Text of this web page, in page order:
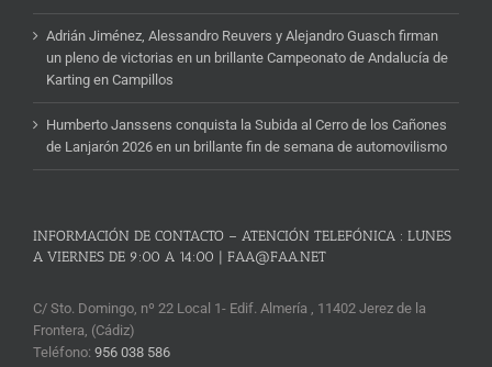
Adrián Jiménez, Alessandro Reuvers y Alejandro Guasch firman
un pleno de victorias en un brillante Campeonato de Andalucía de
Karting en Campillos
Humberto Janssens conquista la Subida al Cerro de los Cañones
de Lanjarón 2026 en un brillante fin de semana de automovilismo
INFORMACIÓN DE CONTACTO – ATENCIÓN TELEFÓNICA : LUNES
A VIERNES DE 9:00 A 14:00 | FAA@FAA.NET
C/ Sto. Domingo, nº 22 Local 1- Edif. Almería , 11402 Jerez de la
Frontera, (Cádiz)
Teléfono: 956 038 586